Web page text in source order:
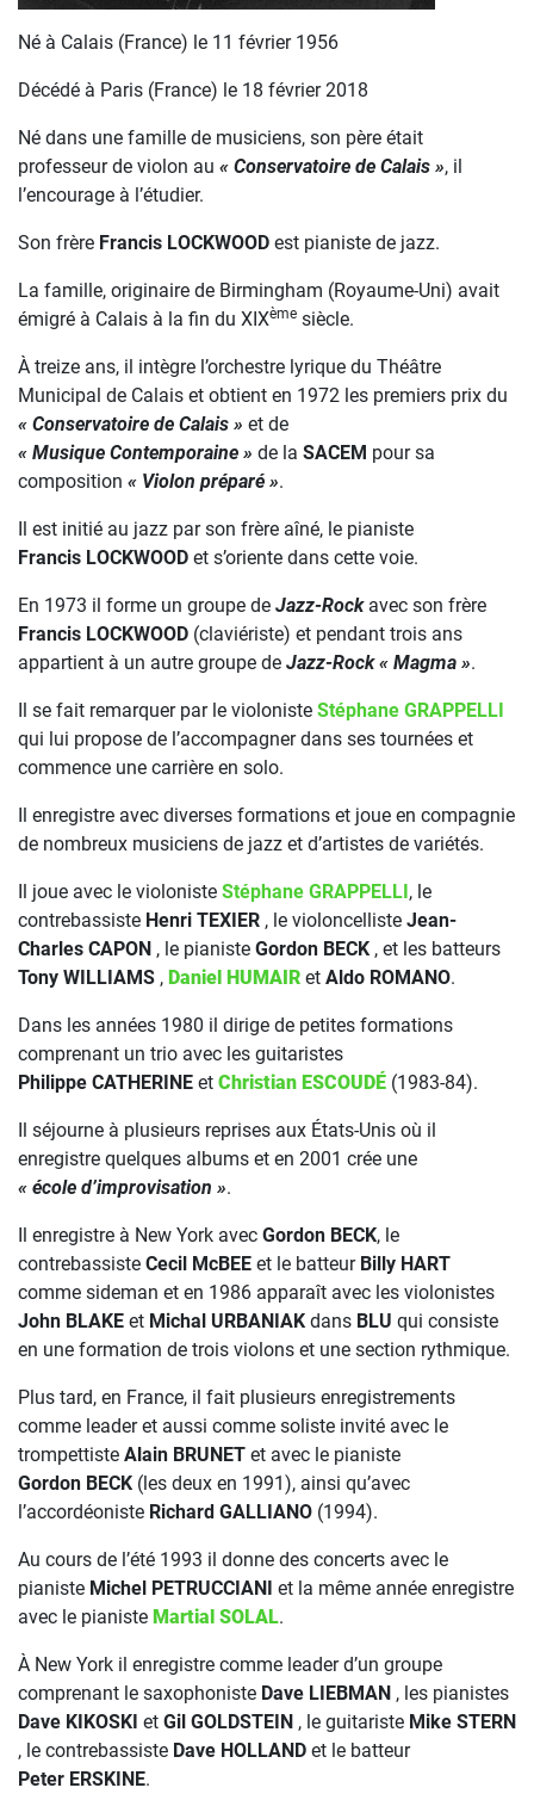
Né à Calais (France) le 11 février 1956
Décédé à Paris (France) le 18 février 2018
Né dans une famille de musiciens, son père était
professeur de violon au « Conservatoire de Calais », il
l’encourage à l’étudier.
Son frère Francis LOCKWOOD est pianiste de jazz.
La famille, originaire de Birmingham (Royaume-Uni) avait
émigré à Calais à la fin du XIXème siècle.
À treize ans, il intègre l’orchestre lyrique du Théâtre
Municipal de Calais et obtient en 1972 les premiers prix du
« Conservatoire de Calais » et de
« Musique Contemporaine » de la SACEM pour sa
composition « Violon préparé ».
Il est initié au jazz par son frère aîné, le pianiste
Francis LOCKWOOD et s’oriente dans cette voie.
En 1973 il forme un groupe de Jazz-Rockavec son frère
Francis LOCKWOOD (claviériste) et pendant trois ans
appartient à un autre groupe de Jazz-Rock « Magma ».
Il se fait remarquer par le violoniste Stéphane GRAPPELLI
qui lui propose de l’accompagner dans ses tournées et
commence une carrière en solo.
Il enregistre avec diverses formations et joue en compagnie
de nombreux musiciens de jazz et d’artistes de variétés.
Il joue avec le violoniste Stéphane GRAPPELLI, le
contrebassiste Henri TEXIER , le violoncelliste Jean-
Charles CAPON , le pianiste Gordon BECK , et les batteurs
Tony WILLIAMS , Daniel HUMAIR et Aldo ROMANO.
Dans les années 1980 il dirige de petites formations
comprenant un trio avec les guitaristes
Philippe CATHERINE et Christian ESCOUDÉ (1983-84).
Il séjourne à plusieurs reprises aux États-Unis où il
enregistre quelques albums et en 2001 crée une
« école d’improvisation ».
Il enregistre à New York avec Gordon BECK, le
contrebassiste Cecil McBEE et le batteur Billy HART
comme sideman et en 1986 apparaît avec les violonistes
John BLAKE et Michal URBANIAK dans BLU qui consiste
en une formation de trois violons et une section rythmique.
Plus tard, en France, il fait plusieurs enregistrements
comme leader et aussi comme soliste invité avec le
trompettiste Alain BRUNET et avec le pianiste
Gordon BECK (les deux en 1991), ainsi qu’avec
l’accordéoniste Richard GALLIANO (1994).
Au cours de l’été 1993 il donne des concerts avec le
pianiste Michel PETRUCCIANI et la même année enregistre
avec le pianiste Martial SOLAL.
À New York il enregistre comme leader d’un groupe
comprenant le saxophoniste Dave LIEBMAN , les pianistes
Dave KIKOSKI et Gil GOLDSTEIN , le guitariste Mike STERN
, le contrebassiste Dave HOLLAND et le batteur
Peter ERSKINE.